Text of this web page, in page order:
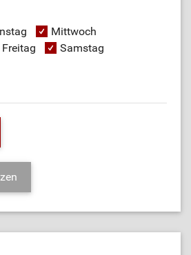
Mittwoch
Freitag
Samstag